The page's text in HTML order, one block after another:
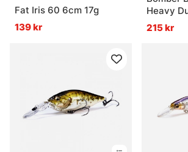
Fat Iris 60 6cm 17g
139 kr
Heavy
215 kr